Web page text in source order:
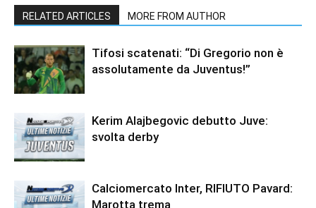
RELATED ARTICLES MORE FROM AUTHOR
Tifosi scatenati: “Di Gregorio non è
assolutamente da Juventus!”
Kerim Alajbegovic debutto Juve:
svolta derby
Calciomercato Inter, RIFIUTO Pavard:
Marotta trema